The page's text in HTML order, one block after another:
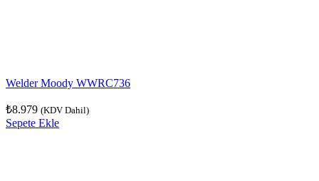
Welder Moody WWRC736
₺8.979 (KDV Dahil)
Sepete Ekle